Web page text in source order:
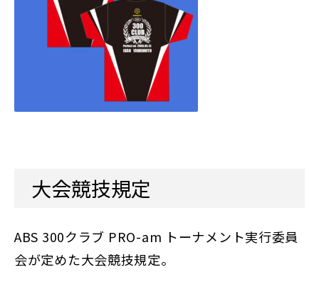
大会競技規定
ABS 300クラブ PRO-am トーナメント実行委員
会が定めた大会競技規定。